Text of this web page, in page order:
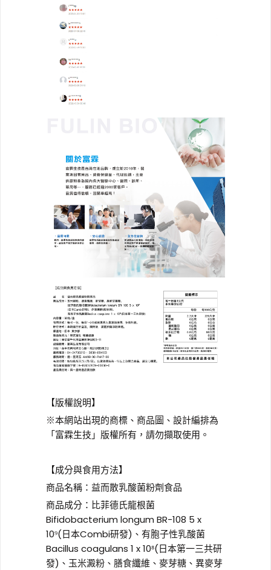
【版權說明】
※本網站出現的商標、商品圖、設計編排為
「富霖生技」版權所有，請勿擷取使用。
【成分與食用方法】
商品名稱：益而散乳酸菌粉劑食品
商品成分：比菲德氏龍根菌
Bifidobacterium longum BR-108 5 x
10⁹(日本Combi研發)、有胞子性乳酸菌
Bacillus coagulans 1 x 10⁸(日本第一三共研
發)、玉米澱粉、膳食纖維、麥芽糖、異麥芽